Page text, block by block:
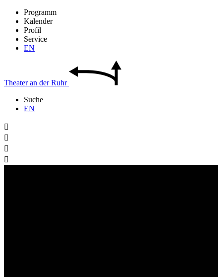
Programm
Kalender
Profil
Service
EN
Theateran derRuhr
Suche
EN



